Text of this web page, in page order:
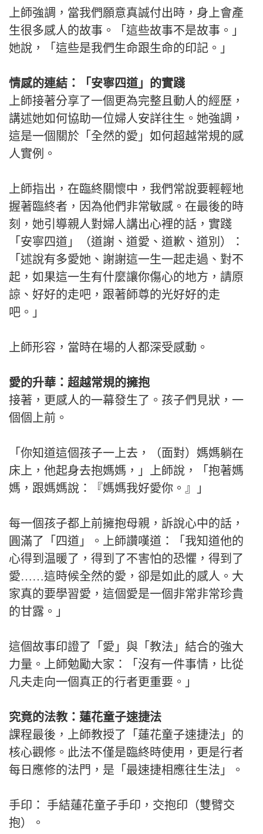
上師強調，當我們願意真誠付出時，身上會產
生很多感人的故事。「這些故事不是故事。」
她說，「這些是我們生命跟生命的印記。」
情感的連結：「安寧四道」的實踐
上師接著分享了一個更為完整且動人的經歷，
講述她如何協助一位婦人安詳往生。她強調，
這是一個關於「全然的愛」如何超越常規的感
人實例。
上師指出，在臨終關懷中，我們常說要輕輕地
握著臨終者，因為他們非常敏感。在最後的時
刻，她引導親人對婦人講出心裡的話，實踐
「安寧四道」（道謝、道愛、道歉、道別）：
「述說有多愛她、謝謝這一生一起走過、對不
起，如果這一生有什麼讓你傷心的地方，請原
諒、好好的走吧，跟著師尊的光好好的走
吧。」
上師形容，當時在場的人都深受感動。
愛的升華：超越常規的擁抱
接著，更感人的一幕發生了。孩子們見狀，一
個個上前。
「你知道這個孩子一上去，（面對）媽媽躺在
床上，他起身去抱媽媽，」上師說，「抱著媽
媽，跟媽媽說：『媽媽我好愛你。』」
每一個孩子都上前擁抱母親，訴說心中的話，
圓滿了「四道」。上師讚嘆道：「我知道他的
心得到温暖了，得到了不害怕的恐懼，得到了
愛……這時候全然的愛，卻是如此的感人。大
家真的要學習愛，這個愛是一個非常非常珍貴
的甘露。」
這個故事印證了「愛」與「教法」結合的強大
力量。上師勉勵大家：「沒有一件事情，比從
凡夫走向一個真正的行者更重要。」
究竟的法教：蓮花童子速捷法
課程最後，上師教授了「蓮花童子速捷法」的
核心觀修。此法不僅是臨終時使用，更是行者
每日應修的法門，是「最速捷相應往生法」。
手印： 手結蓮花童子手印，交抱印（雙臂交
抱）。